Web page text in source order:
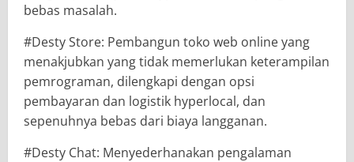
bebas masalah.
#Desty Store: Pembangun toko web online yang
menakjubkan yang tidak memerlukan keterampilan
pemrograman, dilengkapi dengan opsi
pembayaran dan logistik hyperlocal, dan
sepenuhnya bebas dari biaya langganan.
#Desty Chat: Menyederhanakan pengalaman